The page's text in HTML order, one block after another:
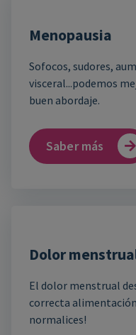
Menopausia
Sofocos, sudores,
visceral...podemos
buen abordaje.
Saber más
Dolor
El dolor menstrual
correcta alimentación
normalices!